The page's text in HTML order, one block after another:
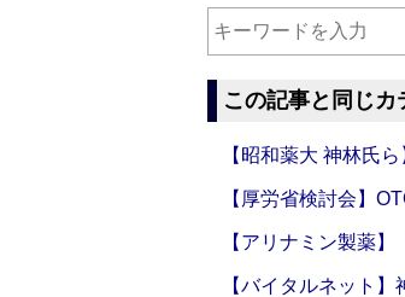
この記事と同じ
【昭和薬大 神林氏
【厚労省検討会】
【アリナミン製薬
【バイタルネット